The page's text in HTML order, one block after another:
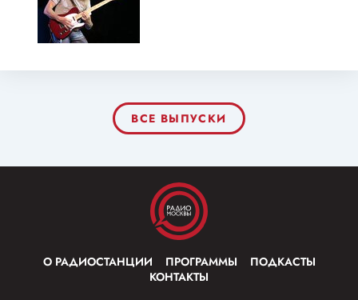
ВСЕ ВЫПУСКИ
О РАДИОСТАНЦИИ ПРОГРАММЫ
ПОДКАСТЫ
КОНТАКТЫ